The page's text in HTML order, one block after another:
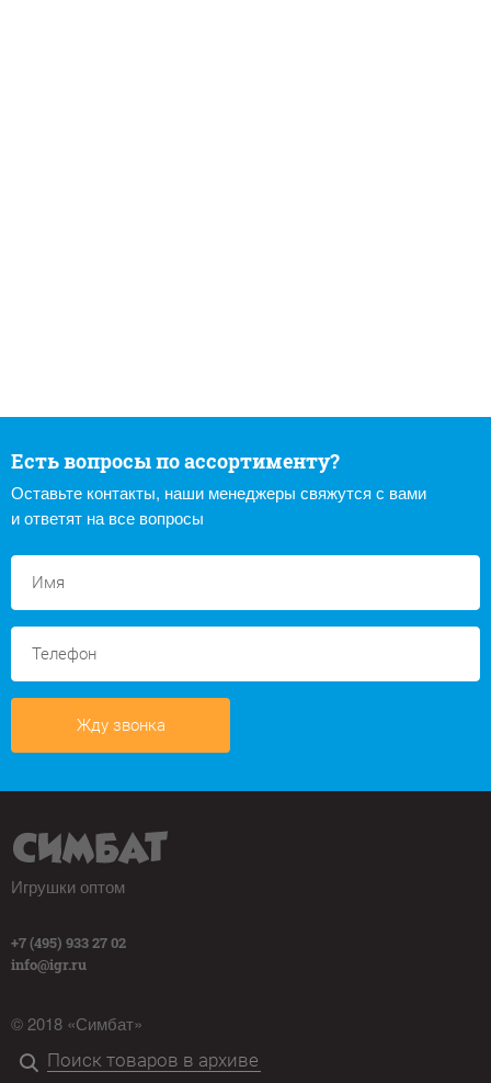
Есть вопросы по ассортименту?
Оставьте контакты, наши менеджеры свяжутся с вами
и ответят на все вопросы
Жду звонка
Игрушки оптом
+7 (495) 933 27 02
info@igr.ru
© 2018 «Симбат»